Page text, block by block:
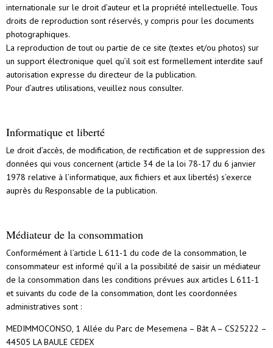
internationale sur le droit d’auteur et la propriété intellectuelle. Tous
droits de reproduction sont réservés, y compris pour les documents
photographiques.
La reproduction de tout ou partie de ce site (textes et/ou photos) sur
un support électronique quel qu’il soit est formellement interdite sauf
autorisation expresse du directeur de la publication.
Pour d’autres utilisations, veuillez nous consulter.
Informatique et liberté
Le droit d’accès, de modification, de rectification et de suppression des
données qui vous concernent (article 34 de la loi 78-17 du 6 janvier
1978 relative à l’informatique, aux fichiers et aux libertés) s’exerce
auprès du Responsable de la publication.
Médiateur de la consommation
Conformément à l’article L 611-1 du code de la consommation, le
consommateur est informé qu’il a la possibilité de saisir un médiateur
de la consommation dans les conditions prévues aux articles L 611-1
et suivants du code de la consommation, dont les coordonnées
administratives sont :
MEDIMMOCONSO, 1 Allée du Parc de Mesemena – Bât A – CS25222 –
44505 LA BAULE CEDEX